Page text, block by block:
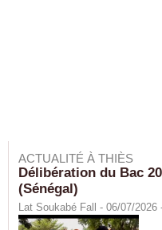
ACTUALITÉ À THIÈS
Délibération du Bac
(Sénégal)
Lat Soukabé Fall - 06/07/2026